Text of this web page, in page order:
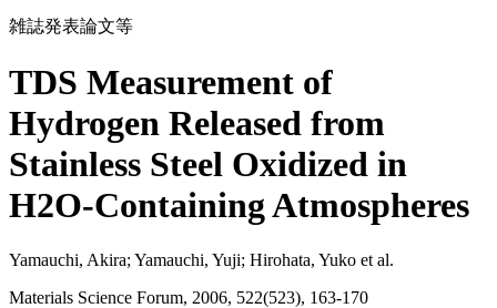
雑誌発表論文等
TDS Measurement of
Hydrogen Released from
Stainless Steel Oxidized in
H2O-Containing Atmospheres
Yamauchi, Akira; Yamauchi, Yuji; Hirohata, Yuko et al.
Materials Science Forum, 2006, 522(523), 163-170